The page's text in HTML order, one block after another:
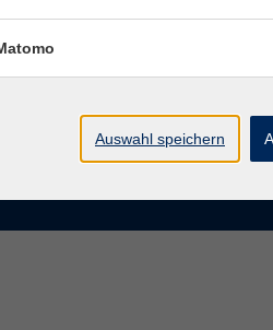
09561 8825-0
Auswahl speichern